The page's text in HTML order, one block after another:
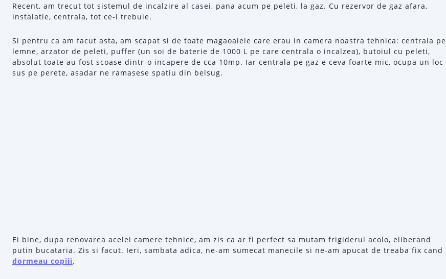
Recent, am trecut tot sistemul de incalzire al casei, pana acum pe peleti, la gaz. Cu rezervor de gaz afara,
instalatie, centrala, tot ce-i trebuie.
Si pentru ca am facut asta, am scapat si de toate magaoaiele care erau in camera noastra tehnica: centrala pe
lemne, arzator de peleti, puffer (un soi de baterie de 1000 L pe care centrala o incalzea), butoiul cu peleti,
absolut toate au fost scoase dintr-o incapere de cca 10mp. Iar centrala pe gaz e ceva foarte mic, ocupa un loc
sus pe perete, asadar ne ramasese spatiu din belsug.
Ei bine, dupa renovarea acelei camere tehnice, am zis ca ar fi perfect sa mutam frigiderul acolo, eliberand
putin bucataria. Zis si facut. Ieri, sambata adica, ne-am sumecat manecile si ne-am apucat de treaba fix cand
dormeau copiii.